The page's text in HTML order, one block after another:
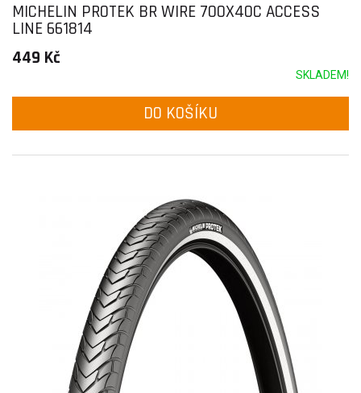
MICHELIN PROTEK BR WIRE 700X40C ACCESS
LINE 661814
449 Kč
SKLADEM!
DO KOŠÍKU